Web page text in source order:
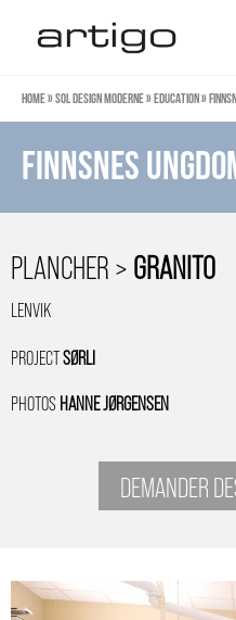
contenu
Home»Sol design moderne»Education»
Finnsnes
PLANCHER >GRANITO
LENVIK
PROJECTSØRLI
PHOTOS HANNE JØRGENSEN
DEMANDER